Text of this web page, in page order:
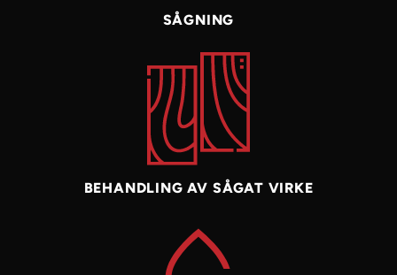
SÅGNING
BEHANDLING AV SÅGAT VIRKE